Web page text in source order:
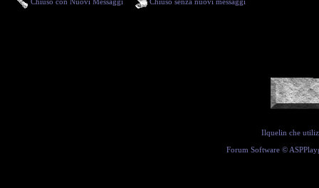
Ilquelin che
Forum Software ©